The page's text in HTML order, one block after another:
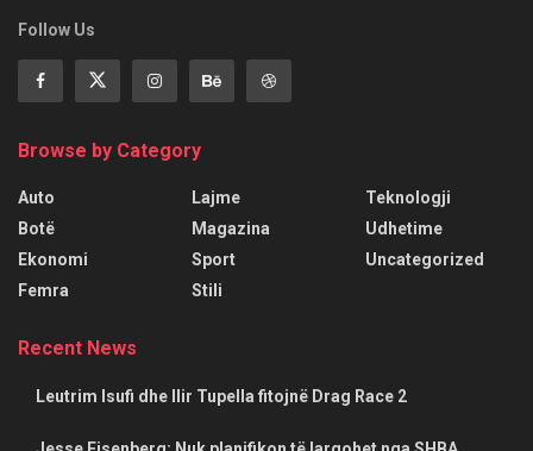
Follow Us
Browse by Category
Auto
Botë
Ekonomi
Femra
Lajme
Magazina
Sport
Stili
Teknologji
Udhetime
Uncategorized
Recent News
Leutrim Isufi dhe Ilir Tupella fitojnë Drag Race 2